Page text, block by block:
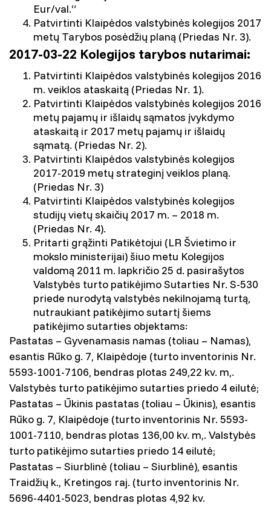
Eur/val.“
Patvirtinti Klaipėdos valstybinės kolegijos 2017
metų Tarybos posėdžių planą (Priedas Nr. 3).
2017-03-22 Kolegijos tarybos nutarimai:
Patvirtinti Klaipėdos valstybinės kolegijos 2016
m. veiklos ataskaitą (Priedas Nr. 1).
Patvirtinti Klaipėdos valstybinės kolegijos 2016
metų pajamų ir išlaidų sąmatos įvykdymo
ataskaitą ir 2017 metų pajamų ir išlaidų
sąmatą. (Priedas Nr. 2).
Patvirtinti Klaipėdos valstybinės kolegijos
2017-2019 metų strateginį veiklos planą.
(Priedas Nr. 3)
Patvirtinti Klaipėdos valstybinės kolegijos
studijų vietų skaičių 2017 m. – 2018 m.
(Priedas Nr. 4).
Pritarti grąžinti Patikėtojui (LR Švietimo ir
mokslo ministerijai) šiuo metu Kolegijos
valdomą 2011 m. lapkričio 25 d. pasirašytos
Valstybės turto patikėjimo Sutarties Nr. S-530
priede nurodytą valstybės nekilnojamą turtą,
nutraukiant patikėjimo sutartį šiems
patikėjimo sutarties objektams:
Pastatas – Gyvenamasis namas (toliau – Namas),
esantis Rūko g. 7, Klaipėdoje (turto inventorinis Nr.
5593-1001-7106, bendras plotas 249,22 kv. m,.
Valstybės turto patikėjimo sutarties priedo 4 eilutė;
Pastatas – Ūkinis pastatas (toliau – Ūkinis), esantis
Rūko g. 7, Klaipėdoje (turto inventorinis Nr. 5593-
1001-7110, bendras plotas 136,00 kv. m,. Valstybės
turto patikėjimo sutarties priedo 14 eilutė;
Pastatas – Siurblinė (toliau – Siurblinė), esantis
Traidžių k., Kretingos raj. (turto inventorinis Nr.
5696-4401-5023, bendras plotas 4,92 kv.